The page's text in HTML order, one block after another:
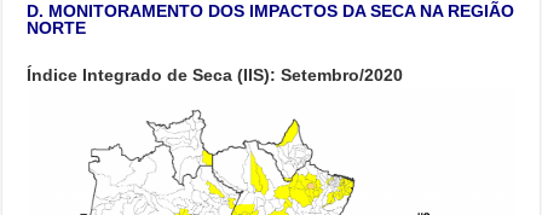
D. MONITORAMENTO DOS IMPACTOS DA SECA NA REGIÃO
NORTE
Índice Integrado de Seca (IIS): Setembro/2020